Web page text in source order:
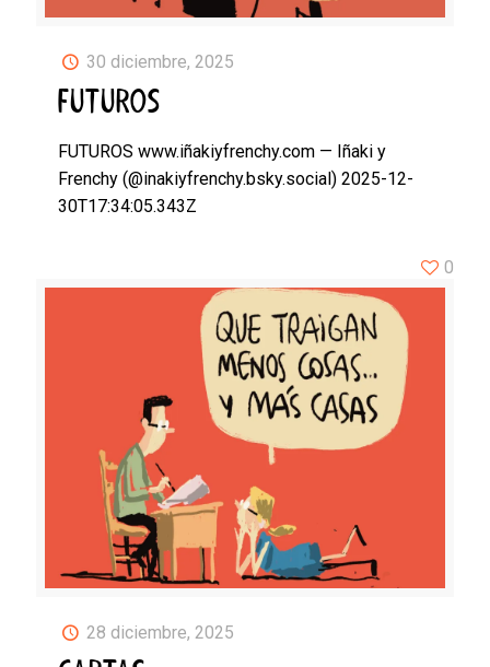
30 diciembre, 2025
FUTUROS
FUTUROS www.iñakiyfrenchy.com — Iñaki y
Frenchy (@inakiyfrenchy.bsky.social) 2025-12-
30T17:34:05.343Z
28 diciembre, 2025
0